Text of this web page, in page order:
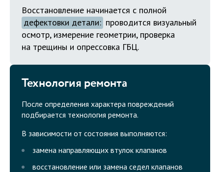
Восстановление начинается с полной
дефектовки детали: проводится визуальный
осмотр, измерение геометрии, проверка
на трещины и опрессовка ГБЦ.
Технология ремонта
После определения характера повреждений
подбирается технология ремонта.
В зависимости от состояния выполняются:
замена направляющих втулок клапанов
восстановление или замена седел клапанов